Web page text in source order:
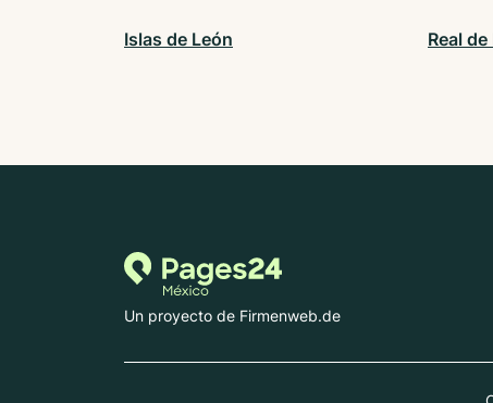
Islas de León Real
Un proyecto de Firmenweb.de